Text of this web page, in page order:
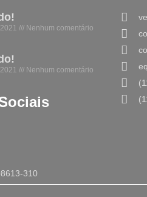
Nenhum comentário
Nenhum comentário
310